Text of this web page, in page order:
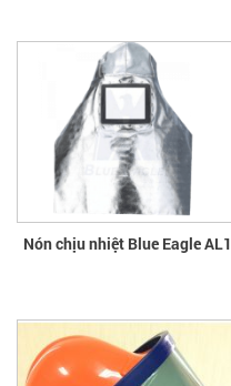
Nón chịu nhiệt Blue Eagle AL1